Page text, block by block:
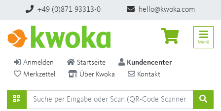
+49 (0)871 93313-0 hello@kwoka.com
Anmelden Startseite
Kundencenter
Merkzettel
Über Kwoka Kontakt
Menü